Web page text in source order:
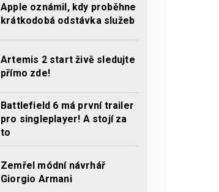
Apple oznámil, kdy proběhne
krátkodobá odstávka služeb
Artemis 2 start živě sledujte
přímo zde!
Battlefield 6 má první trailer
pro singleplayer! A stojí za
to
Zemřel módní návrhář
Giorgio Armani